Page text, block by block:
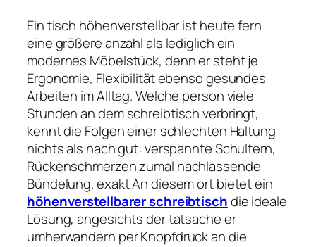
Ein tisch höhenverstellbar ist heute fern
eine größere anzahl als lediglich ein
modernes Möbelstück, denn er steht je
Ergonomie, Flexibilität ebenso gesundes
Arbeiten im Alltag. Welche person viele
Stunden an dem schreibtisch verbringt,
kennt die Folgen einer schlechten Haltung
nichts als nach gut: verspannte Schultern,
Rückenschmerzen zumal nachlassende
Bündelung. exakt An diesem ort bietet ein
höhenverstellbarer schreibtischdie ideale
Lösung, angesichts der tatsache er
umherwandern per Knopfdruck an die